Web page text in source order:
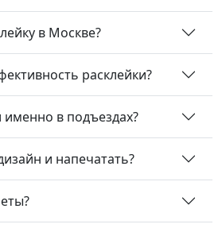
в Москве?
расклейки?
в подъездах?
и напечатать?